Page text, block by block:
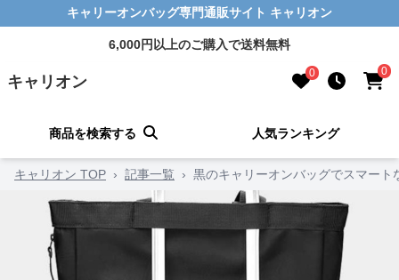
キャリーオンバッグ専門通販サイト キャリオン
6,000円以上のご購入で送料無料
キャリオン 0 0
商品を検索する 人気ランキング
キャリオン TOP › 記事一覧 › 黒のキャリーオンバッグでスマート